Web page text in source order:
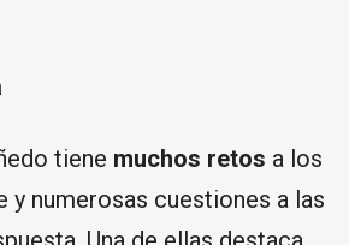
tiene muchos retos a los
y numerosas cuestiones a las